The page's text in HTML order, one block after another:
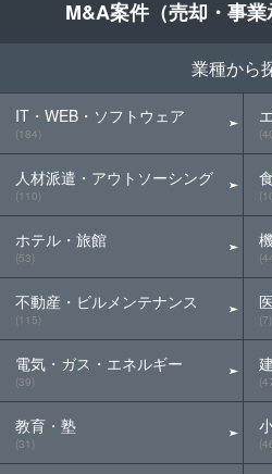
M&A案件（売却・事
業種から
IT・WEB・ソフトウェア
(184)
人材派遣・アウトソーシング
(110)
ホテル・旅館
(53)
不動産・ビルメンテナンス
(115)
電気・ガス・エネルギー
(39)
教育・塾
(31)
(7)